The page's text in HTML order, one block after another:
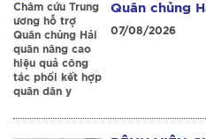
Quân chủng
công tác phối
07/08/2026